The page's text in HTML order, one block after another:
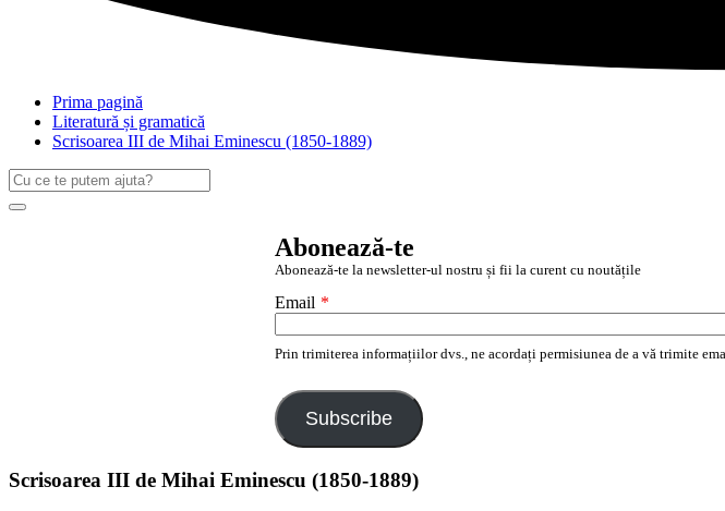
Prima pagină
Literatură și gramatică
Scrisoarea III de Mihai Eminescu (1850-1889)
Caută
după:
Search
Abonează-te
Abonează-te la newsletter-ul nostru și fii la curent cu noutățile
Email *
Prin trimiterea informațiilor dvs., ne acordați permisiunea de a vă trimite
Subscribe
Scrisoarea III de Mihai Eminescu (1850-1889)